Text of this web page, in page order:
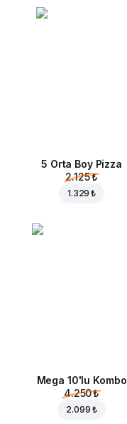
5 Orta Boy Pizza
2.125 ₺
1.329 ₺
Mega 10'lu Kombo
4.250 ₺
2.099 ₺